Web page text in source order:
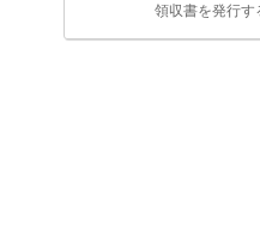
領収書を発行す